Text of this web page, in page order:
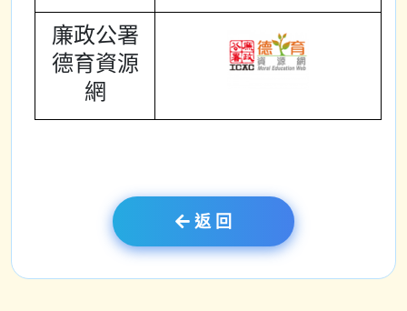
廉政公署
德育資源
網
返 回